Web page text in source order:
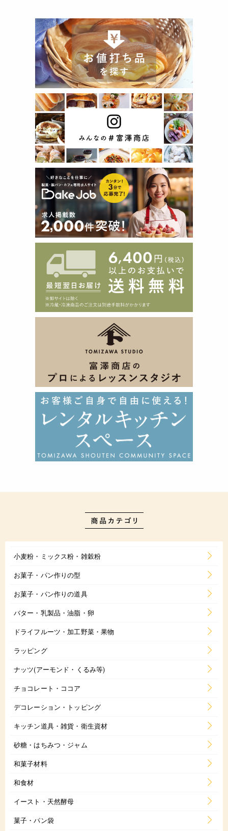
小麦粉・ミックス粉・雑穀粉
お菓子・パン作りの型
お菓子・パン作りの道具
バター・乳製品・油脂・卵
ドライフルーツ・加工野菜・果物
ラッピング
ナッツ(アーモンド・くるみ等)
チョコレート・ココア
デコレーション・トッピング
キッチン道具・雑貨・衛生資材
砂糖・はちみつ・ジャム
和菓子材料
和食材
イースト・天然酵母
菓子・パン袋